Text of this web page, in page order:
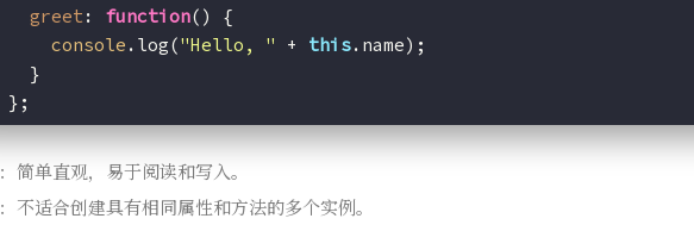
greet : function( ) {
console .log("Hello, " + this.name);
  }
};
：简单直观，易于阅读和写入。
：不适合创建具有相同属性和方法的多个实例。